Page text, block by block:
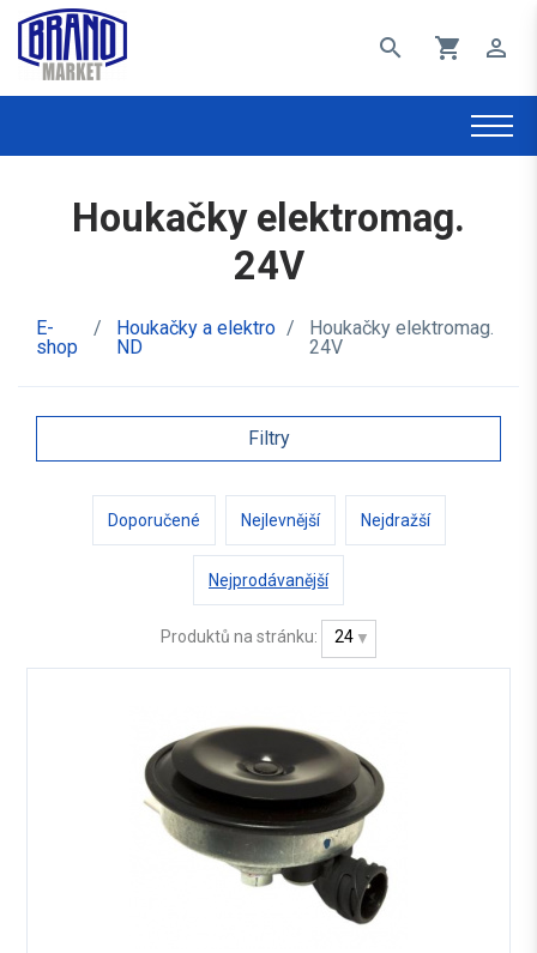
search shopping_cart perm_identity
Houkačky elektromag.
24V
E-
shop
/
Houkačky a elektro
ND
/
Houkačky elektromag.
24V
Filtry
Doporučené Nejlevnější Nejdražší
Nejprodávanější
Produktů na stránku: 24